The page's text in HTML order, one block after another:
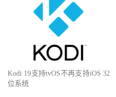
Kodi 19支持tvOS不再支持iOS 32
位系统